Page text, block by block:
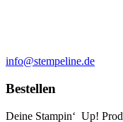
info@stempeline.de
Bestellen
Deine Stampin‘ Up!